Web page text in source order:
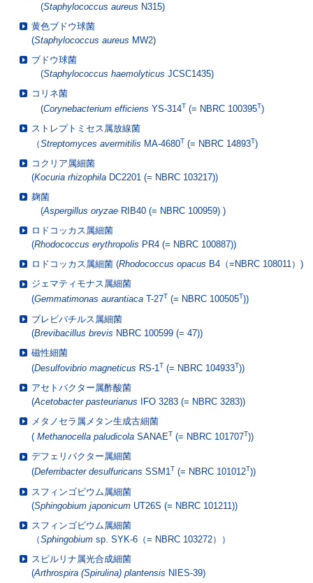
(Staphylococcus aureus N315)
黄色ブドウ球菌
(Staphylococcus aureus MW2)
ブドウ球菌
(Staphylococcus haemolyticus JCSC1435)
コリネ菌
(Corynebacterium efficiens YS-314T (= NBRC 100395T)
ストレプトミセス属放線菌
（Streptomyces avermitilis MA-4680T (= NBRC 14893T)
コクリア属細菌
(Kocuria rhizophila DC2201 (= NBRC 103217))
麹菌
(Aspergillus oryzae RIB40 (= NBRC 100959) )
ロドコッカス属細菌
(Rhodococcus erythropolis PR4 (= NBRC 100887))
ロドコッカス属細菌 (Rhodococcus opacus B4（=NBRC 108011）)
ジェマティモナス属細菌
(Gemmatimonas aurantiaca T-27T (= NBRC 100505T))
ブレビバチルス属細菌
(Brevibacillus brevis NBRC 100599 (= 47))
磁性細菌
(Desulfovibrio magneticus RS-1T (= NBRC 104933T))
アセトバクター属酢酸菌
(Acetobacter pasteurianus IFO 3283 (= NBRC 3283))
メタノセラ属メタン生成古細菌
(Methanocella paludicola SANAET (= NBRC 101707T))
デフェリバクター属細菌
(Deferribacter desulfuricans SSM1T (= NBRC 101012T))
スフィンゴビウム属細菌
(Sphingobium japonicum UT26S (= NBRC 101211))
スフィンゴビウム属細菌
（Sphingobium sp. SYK-6（= NBRC 103272））
スピルリナ属光合成細菌
(Arthrospira (Spirulina) plantensis NIES-39)